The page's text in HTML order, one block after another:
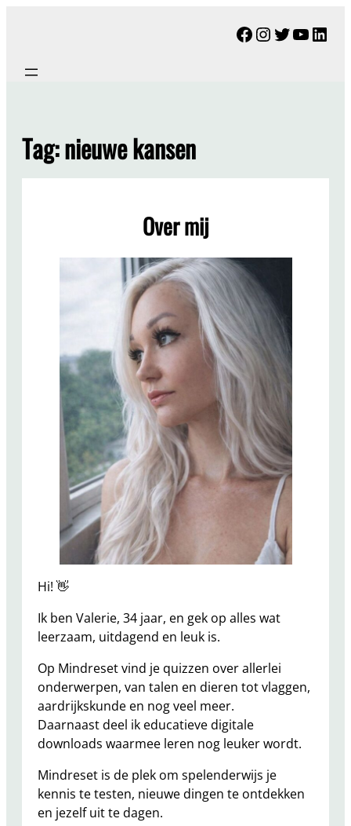
inhoud
Facebook
Instagram
Twitter
Tag:nieuwe kansen
Over mij
Hi! 👋
Ik ben Valerie, 34 jaar, en gek op alles wat
leerzaam, uitdagend en leuk is.
Op Mindreset vind je quizzen over allerlei
onderwerpen, van talen en dieren tot vlaggen,
aardrijkskunde en nog veel meer.
Daarnaast deel ik educatieve digitale
downloads waarmee leren nog leuker wordt.
Mindreset is de plek om spelenderwijs je
kennis te testen, nieuwe dingen te ontdekken
en jezelf uit te dagen.